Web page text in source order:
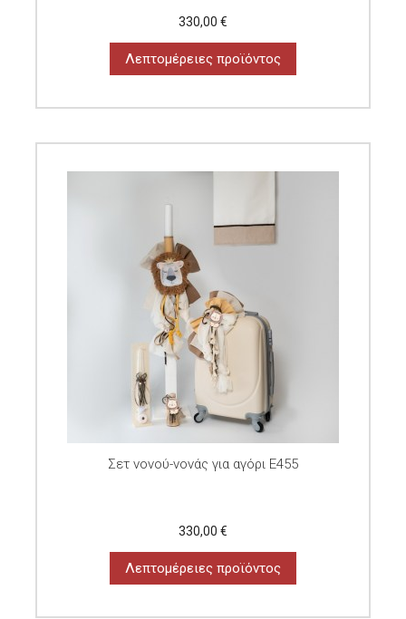
330,00 €
Λεπτομέρειες προϊόντος
Σετ νονού-νονάς για αγόρι E455
330,00 €
Λεπτομέρειες προϊόντος